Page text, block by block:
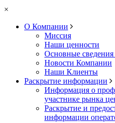
×
О Компании
Миссия
Наши ценности
Основные
Новости Компании
Наши Клиенты
Раскрытие информации
Информация о
участнике рынка
Раскрытие и
информации